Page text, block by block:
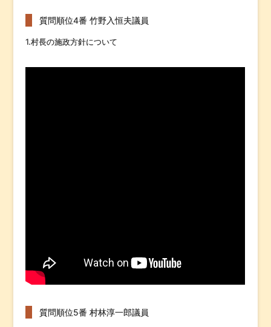
質問順位4番 竹野入恒夫議員
1.村長の施政方針について
質問順位5番 村林淳一郎議員